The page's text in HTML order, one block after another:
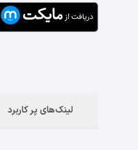
لینک‌های پر کاربرد